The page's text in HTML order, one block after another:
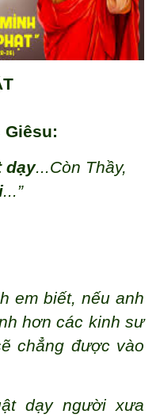
dạy...Còn Thầy,
...”
em biết, nếu anh
hơn các kinh sư
chẳng được vào
dạy người xưa